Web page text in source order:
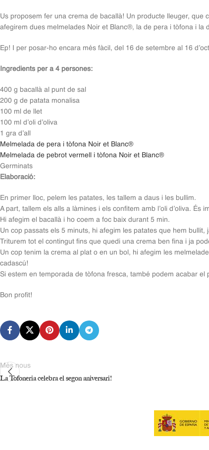
Us proposem fer una crema de bacallà! Un producte lleuger,
afegirem dues melmelades Noir et Blanc®, la de pera i tòfona i
Ep! I per posar-ho encara més fàcil, del 16 de setembre al 16
Ingredients per a 4 persones:
400 g bacallà al punt de sal
200 g de patata monalisa
100 ml de llet
100 ml d’oli d’oliva
1 gra d’all
Melmelada de pera i tòfona Noir et Blanc®
Melmelada de pebrot vermell i tòfona Noir et Blanc®
Germinats
Elaboració:
En primer lloc, pelem les patates, les tallem a daus i les bullim.
A part, tallem els alls a làmines i els confitem amb l’oli d’oliva. És
Hi afegim el bacallà i ho coem a foc baix durant 5 min.
Un cop passats els 5 minuts, hi afegim les patates que hem
Triturem tot el contingut fins que quedi una crema ben fina i ja
Un cop tenim la crema al plat o en un bol, hi afegim les
cadascú!
Si estem en temporada de tòfona fresca, també podem acabar
Bon profit!
Més nous
La Tofoneria celebra el segon aniversari!